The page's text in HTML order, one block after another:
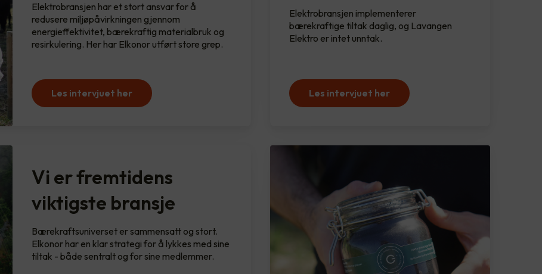
Elektrobransjen implementerer
bærekraftige tiltak daglig, og Lavangen
Elektro er intet unntak.
Les intervjuet her
Elektrobransjen har et stort ansvar for å
redusere miljøpåvirkningen gjennom
energieffektivitet, bærekraftig materialbruk og
resirkulering. Her har Elkonor utført store grep.
Les intervjuet her
Vi er fremtidens
viktigste bransje
Bærekraftsuniverset er sammensatt og stort.
Elkonor har en klar strategi for å lykkes med sine
tiltak - både sentralt og for sine medlemmer.